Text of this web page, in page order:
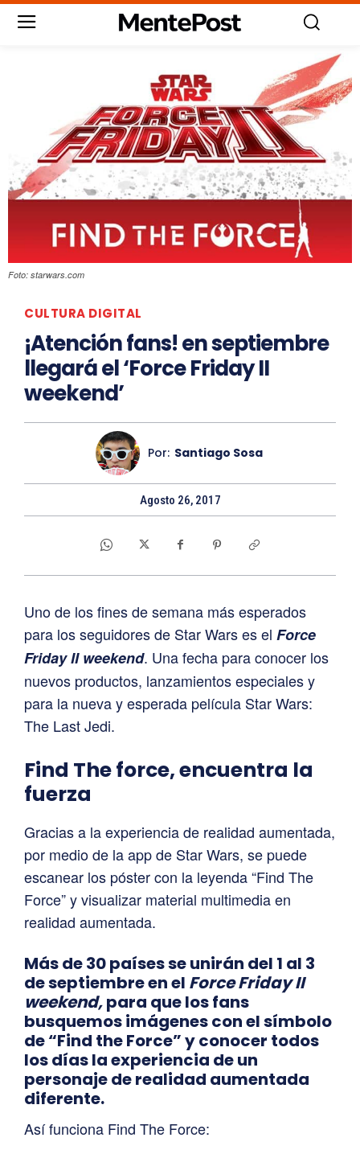
Foto: starwars.com
CULTURA DIGITAL
¡Atención fans! en septiembre
llegará el ‘Force Friday II
weekend’
Por: Santiago Sosa
Agosto 26, 2017
Uno de los fines de semana más esperados
para los seguidores de Star Wars es el Force
Friday II weekend. Una fecha para conocer los
nuevos productos, lanzamientos especiales y
para la nueva y esperada película Star Wars:
The Last Jedi.
Find The force, encuentra la
fuerza
Gracias a la experiencia de realidad aumentada,
por medio de la app de Star Wars, se puede
escanear los póster con la leyenda “Find The
Force” y visualizar material multimedia en
realidad aumentada.
Más de 30 países se unirán del 1 al 3
de septiembre en el Force Friday II
weekend,para que los fans
busquemos imágenes con el símbolo
de “Find the Force” y conocer todos
los días la experiencia de un
personaje de realidad aumentada
diferente.
Así funciona Find The Force: